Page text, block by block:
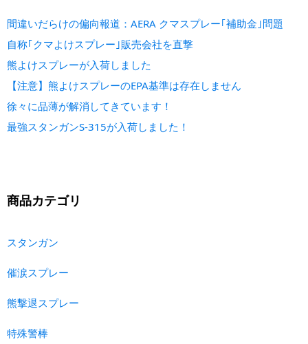
間違いだらけの偏向報道：AERA クマスプレー｢補助金｣問題
自称｢クマよけスプレー｣販売会社を直撃
熊よけスプレーが入荷しました
【注意】熊よけスプレーのEPA基準は存在しません
徐々に品薄が解消してきています！
最強スタンガンS-315が入荷しました！
商品カテゴリ
スタンガン
催涙スプレー
熊撃退スプレー
特殊警棒